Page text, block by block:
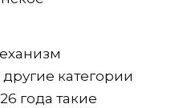
категории
года такие